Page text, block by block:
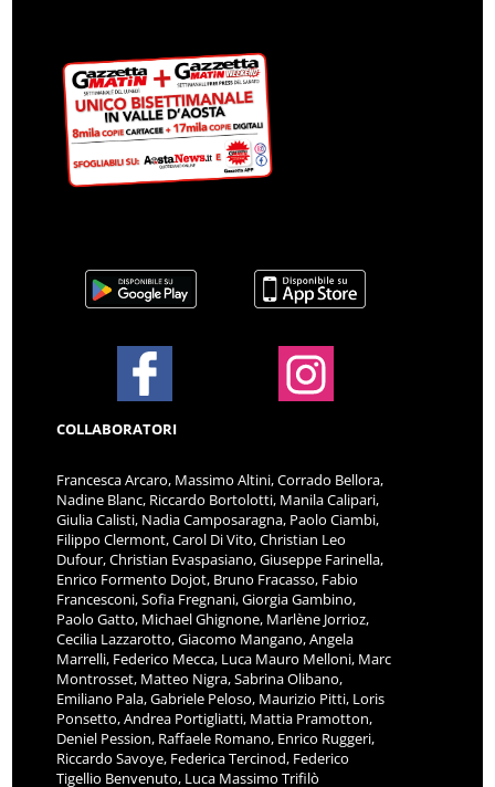
COLLABORATORI
Francesca Arcaro, Massimo Altini, Corrado Bellora,
Nadine Blanc, Riccardo Bortolotti, Manila Calipari,
Giulia Calisti, Nadia Camposaragna, Paolo Ciambi,
Filippo Clermont, Carol Di Vito, Christian Leo
Dufour, Christian Evaspasiano, Giuseppe Farinella,
Enrico Formento Dojot, Bruno Fracasso, Fabio
Francesconi, Sofia Fregnani, Giorgia Gambino,
Paolo Gatto, Michael Ghignone, Marlène Jorrioz,
Cecilia Lazzarotto, Giacomo Mangano, Angela
Marrelli, Federico Mecca, Luca Mauro Melloni, Marc
Montrosset, Matteo Nigra, Sabrina Olibano,
Emiliano Pala, Gabriele Peloso, Maurizio Pitti, Loris
Ponsetto, Andrea Portigliatti, Mattia Pramotton,
Deniel Pession, Raffaele Romano, Enrico Ruggeri,
Riccardo Savoye, Federica Tercinod, Federico
Tigellio Benvenuto, Luca Massimo Trifilò